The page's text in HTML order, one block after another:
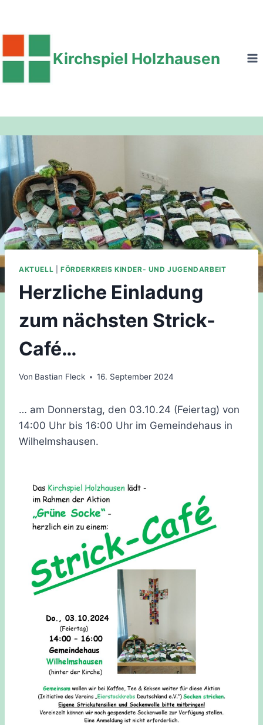
springen
Kirchspiel Holzhausen
AKTUELL FÖRDERKREIS KINDER- UND JUGENDARBEIT
Herzliche Einladung
zum nächsten Strick-
Café…
Von Bastian Fleck 16. September 2024
… am Donnerstag, den 03.10.24 (Feiertag) von
14:00 Uhr bis 16:00 Uhr im Gemeindehaus in
Wilhelmshausen.